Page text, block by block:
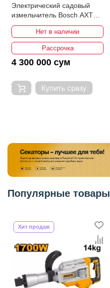
Электрический садовый
измельчитель Bosch AXT
Rapid 2000
Нет в наличии
Рассрочка
4 300 000 сум
Купить сразу
Популярные товары
Хит продаж